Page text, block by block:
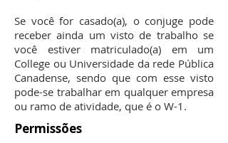
Se você for casado(a), o conjuge pode
receber ainda um visto de trabalho se
você estiver matriculado(a) em um
College ou Universidade da rede Pública
Canadense, sendo que com esse visto
pode-se trabalhar em qualquer empresa
ou ramo de atividade, que é o W-1.
Permissões